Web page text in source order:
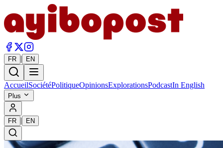
FR | EN
AccueilSociétéPolitiqueOpinionsExplorationsPodcastIn English
Plus
FR | EN